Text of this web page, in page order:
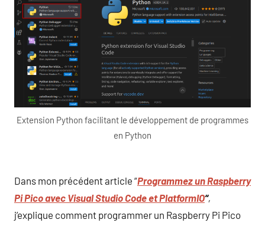
Extension Python facilitant le développement de programmes
en Python
Dans mon précédent article “Programmez un Raspberry
Pi Pico avec Visual Studio Code et PlatformIO“,
j’explique comment programmer un Raspberry Pi Pico